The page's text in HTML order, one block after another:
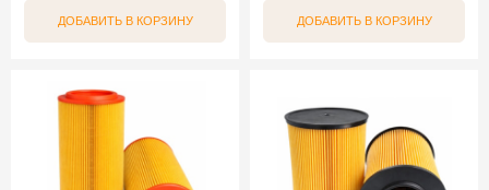
ДОБАВИТЬ В КОРЗИНУ ДОБАВИТЬ В КОРЗИНУ